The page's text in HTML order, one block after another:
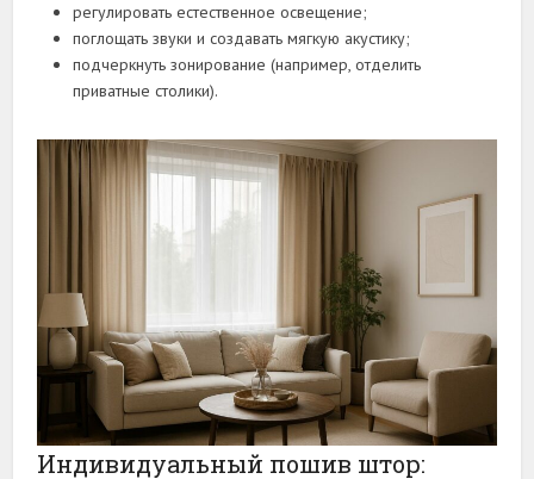
регулировать естественное освещение;
поглощать звуки и создавать мягкую акустику;
подчеркнуть зонирование (например, отделить
приватные столики).
Индивидуальный пошив штор: